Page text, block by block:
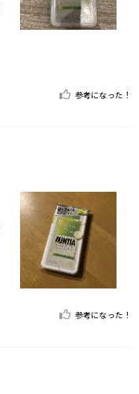
参考になった！
参考になった！